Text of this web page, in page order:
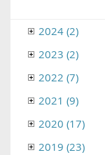
2024 (2)
2023 (2)
2022 (7)
2021 (9)
2020 (17)
2019 (23)